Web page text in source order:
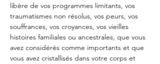
libère de vos programmes limitants, vos
traumatismes non résolus, vos peurs, vos
souffrances, vos croyances, vos vieilles
histoires familiales ou ancestrales, que vous
avez considérés comme importants et que
vous avez cristallisés dans votre corps et